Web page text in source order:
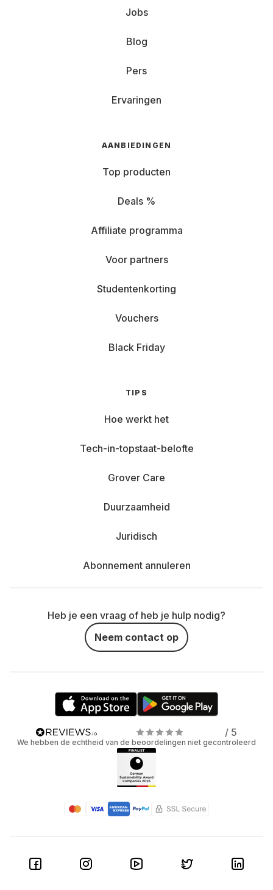
Jobs
Blog
Pers
Ervaringen
AANBIEDINGEN
Top producten
Deals %
Affiliate programma
Voor partners
Studentenkorting
Vouchers
Black Friday
TIPS
Hoe werkt het
Tech-in-topstaat-belofte
Grover Care
Duurzaamheid
Juridisch
Abonnement annuleren
Heb je een vraag of heb je hulp nodig?
Neem contact op
/ 5
We hebben de echtheid van de beoordelingen niet gecontroleerd